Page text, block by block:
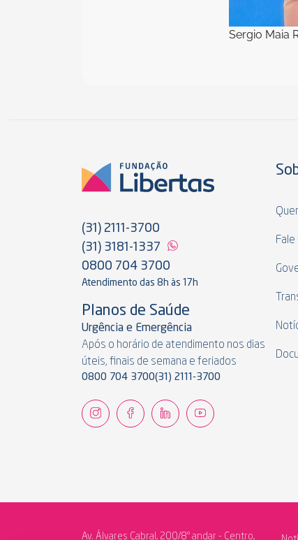
Sergio Maia
(31) 2111-3700
(31) 3181-1337
0800 704 3700
Atendimento das 8h às 17h
Planos de Saúde
Urgência e Emergência
Após o horário de atendimento nos dias
úteis, finais de semana e feriados
0800 704 3700(31) 2111-3700
Fale
Av. Álvares Cabral, 200/8º andar - Centro,